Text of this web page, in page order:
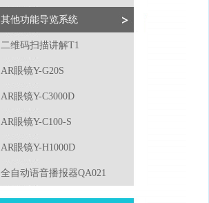
其他功能导览系统
二维码扫描讲解T1
AR眼镜Y-G20S
AR眼镜Y-C3000D
AR眼镜Y-C100-S
AR眼镜Y-H1000D
全自动语音播报器QA021